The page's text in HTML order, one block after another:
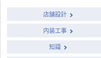
店舗設計
内装工事
知識